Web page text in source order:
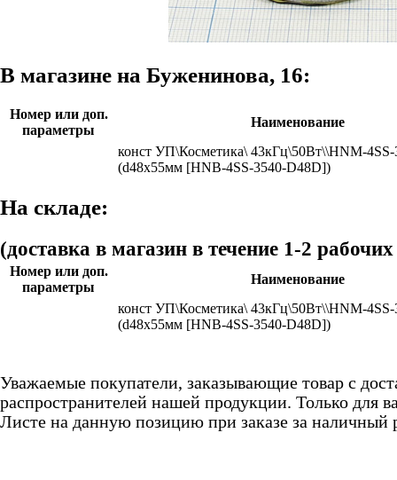
В магазине на Буженинова, 16:
Номер или доп.
параметры
Наименование
конст УП\Косметика\ 43кГц\50Вт\\HNM-
(d48x55мм [HNB-4SS-3540-D48D])
На складе:
(доставка в магазин в течение 1-2
Номер или доп.
параметры
Наименование
конст УП\Косметика\ 43кГц\50Вт\\HNM-
(d48x55мм [HNB-4SS-3540-D48D])
Уважаемые покупатели, заказывающие товар с
распространителей нашей продукции. Только для
Листе на данную позицию при заказе за